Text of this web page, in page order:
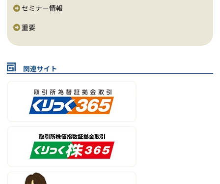
セミナー情報
重要
関連サイト